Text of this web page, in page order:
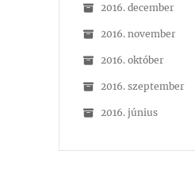
2016. december
2016. november
2016. október
2016. szeptember
2016. június